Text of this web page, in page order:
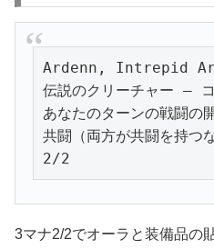
Ardenn, Intrepid
伝説のクリーチャー —
あなたのターンの戦闘
共闘（両方が共闘を持つ
2/2
3マナ2/2でオーラと装備品の